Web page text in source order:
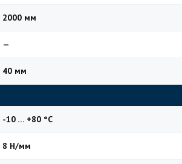
2000 мм
—
40 мм
-10 … +80 °C
8 Н/мм